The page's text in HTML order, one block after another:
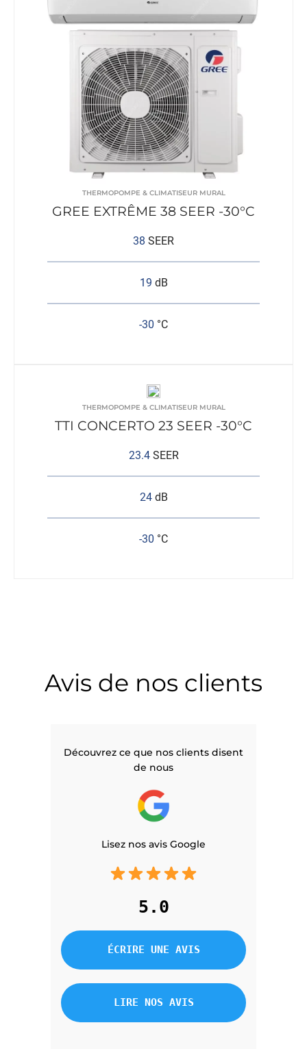
THERMOPOMPE & CLIMATISEUR MURAL
GREE EXTRÊME 38 SEER -30°C
38 SEER
19 dB
-30 °C
THERMOPOMPE & CLIMATISEUR MURAL
TTI CONCERTO 23 SEER -30°C
23.4 SEER
24 dB
-30 °C
Avis de nos clients
Découvrez ce que nos clients disent
de nous
Lisez nos avis Google
5.0
ÉCRIRE UNE AVIS
LIRE NOS AVIS